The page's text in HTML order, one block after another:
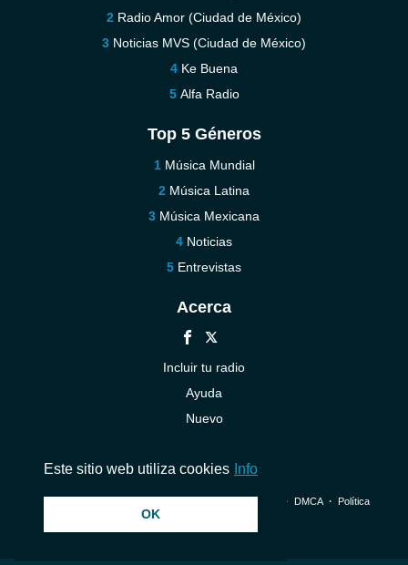
Radio Amor (Ciudad de México)
Noticias MVS (Ciudad de México)
Ke Buena
Alfa Radio
Top 5 Géneros
Música Mundial
Música Latina
Música Mexicana
Noticias
Entrevistas
Acerca
Incluir tu radio
Ayuda
Nuevo
© 2026 InstantAudio. Reservados todos los derechos. ・ DMCA・ Política
Este sitio web utiliza cookies Info
OK